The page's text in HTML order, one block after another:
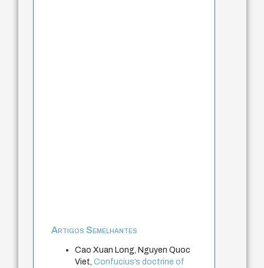
Artigos Semelhantes
Cao Xuan Long, Nguyen Quoc
Viet,Confucius’s doctrine of